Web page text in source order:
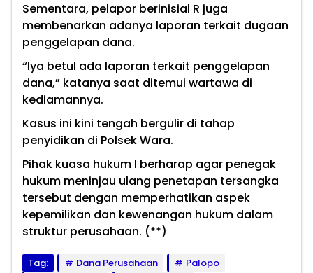
Sementara, pelapor berinisial R juga
membenarkan adanya laporan terkait dugaan
penggelapan dana.
“Iya betul ada laporan terkait penggelapan
dana,” katanya saat ditemui wartawa di
kediamannya.
Kasus ini kini tengah bergulir di tahap
penyidikan di Polsek Wara.
Pihak kuasa hukum I berharap agar penegak
hukum meninjau ulang penetapan tersangka
tersebut dengan memperhatikan aspek
kepemilikan dan kewenangan hukum dalam
struktur perusahaan. (**)
Tag: Dana Perusahaan
Palopo